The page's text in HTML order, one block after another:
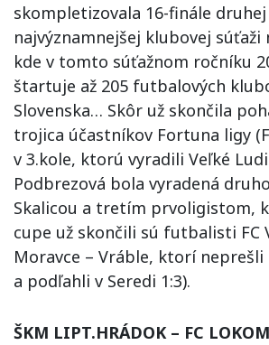
skompletizovala 16-finále druhej
najvýznamnejšej klubovej súťaži
kde v tomto súťažnom ročníku
štartuje až 205 futbalových
Slovenska… Skôr už skončila
trojica účastníkov Fortuna ligy
v 3.kole, ktorú vyradili Veľké
Podbrezová bola vyradená
Skalicou a tretím prvoligistom,
cupe už skončili sú futbalisti FC
Moravce – Vráble, ktorí neprešli
a podľahli v Seredi 1:3).
ŠKM LIPT.HRÁDOK – FC